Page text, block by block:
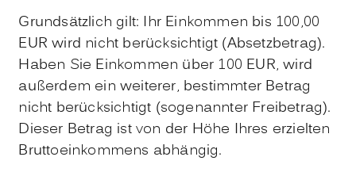
Grundsätzlich gilt: Ihr Einkommen bis 100,00
EUR wird nicht berücksichtigt (Absetzbetrag).
Haben Sie Einkommen über 100 EUR, wird
außerdem ein weiterer, bestimmter Betrag
nicht berücksichtigt (sogenannter Freibetrag).
Dieser Betrag ist von der Höhe Ihres erzielten
Bruttoeinkommens abhängig.